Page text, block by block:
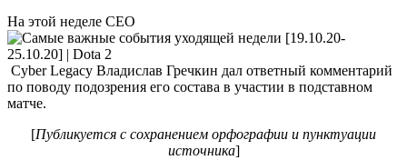
На этой неделе СЕО
Cyber Legacy Владислав Гречкин дал ответный комментарий
по поводу подозрения его состава в участии в подставном
матче.
[Публикуется с сохранением орфографии и пунктуации
источника]